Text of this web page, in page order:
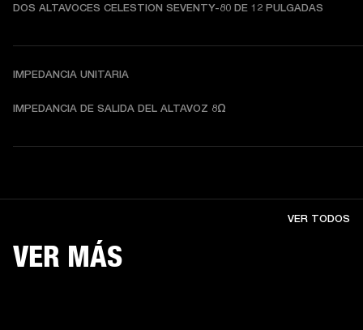
DOS ALTAVOCES CELESTION SEVENTY-80 DE 12 PULGADAS
IMPEDANCIA UNITARIA
IMPEDANCIA DE SALIDA DEL ALTAVOZ 8Ω
VER MÁS
VER TODOS